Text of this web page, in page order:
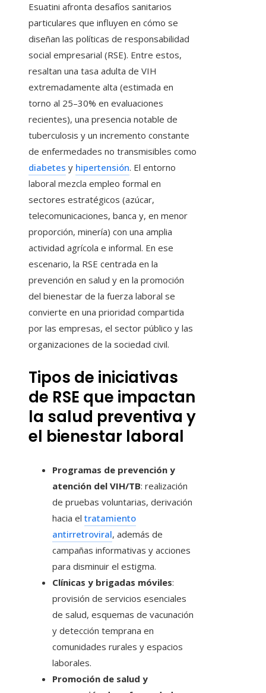
Esuatini afronta desafíos sanitarios
particulares que influyen en cómo se
diseñan las políticas de responsabilidad
social empresarial (RSE). Entre estos,
resaltan una tasa adulta de VIH
extremadamente alta (estimada en
torno al 25–30% en evaluaciones
recientes), una presencia notable de
tuberculosis y un incremento constante
de enfermedades no transmisibles como
diabetes y hipertensión. El entorno
laboral mezcla empleo formal en
sectores estratégicos (azúcar,
telecomunicaciones, banca y, en menor
proporción, minería) con una amplia
actividad agrícola e informal. En ese
escenario, la RSE centrada en la
prevención en salud y en la promoción
del bienestar de la fuerza laboral se
convierte en una prioridad compartida
por las empresas, el sector público y las
organizaciones de la sociedad civil.
Tipos de iniciativas
de RSE que impactan
la salud preventiva y
el bienestar laboral
Programas de prevención y
atención del VIH/TB: realización
de pruebas voluntarias, derivación
hacia el tratamiento
antirretroviral, además de
campañas informativas y acciones
para disminuir el estigma.
Clínicas y brigadas móviles:
provisión de servicios esenciales
de salud, esquemas de vacunación
y detección temprana en
comunidades rurales y espacios
laborales.
Promoción de salud y